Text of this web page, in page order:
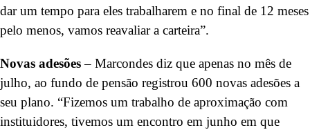
dar um tempo para eles trabalharem e no final de 12 meses
pelo menos, vamos reavaliar a carteira”.
Novas adesões– Marcondes diz que apenas no mês de
julho, ao fundo de pensão registrou 600 novas adesões a
seu plano. “Fizemos um trabalho de aproximação com
instituidores, tivemos um encontro em junho em que